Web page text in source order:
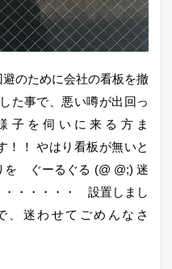
のために会社の看板を撤
た事で、悪い噂が出回っ
子を伺いに来る方ま
！ やはり看板が無いと
を ぐーるぐる (@ @;) 迷
・・・・・・ 設置しまし
迷わせてごめんなさ